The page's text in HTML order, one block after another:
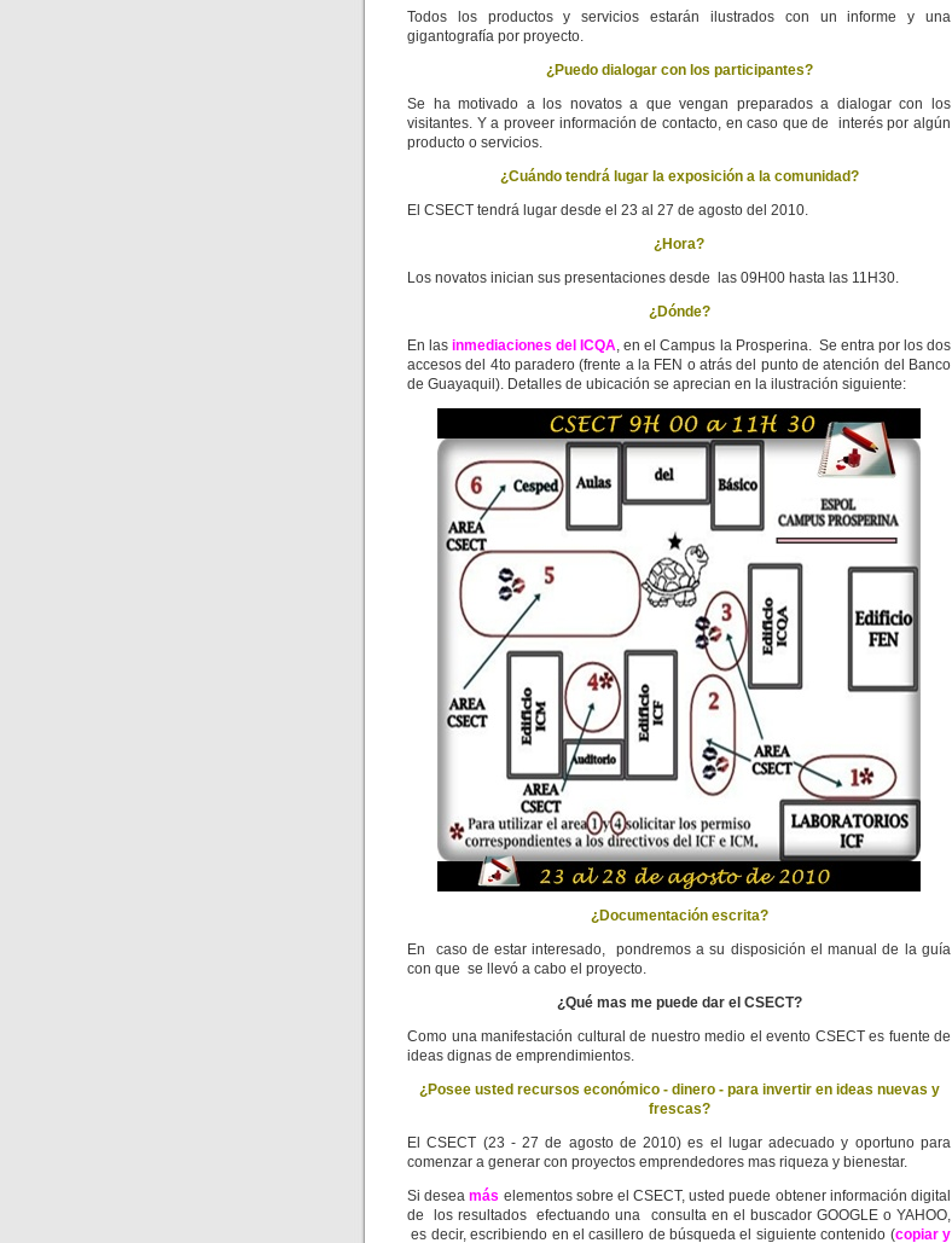
Todos los productos y servicios estarán ilustrados con un informe y una
gigantografía por proyecto.
¿Puedo dialogar con los participantes?
Se ha motivado a los novatos a que vengan preparados a dialogar con los
visitantes. Y a proveer información de contacto, en caso que de interés por algún
producto o servicios.
¿Cuándo tendrá lugar la exposición a la comunidad?
El CSECT tendrá lugar desde el 23 al 27 de agosto del 2010.
¿Hora?
Los novatos inician sus presentaciones desde las 09H00 hasta las 11H30.
¿Dónde?
En lasinmediaciones del ICQA, en el Campus la Prosperina. Se entra por los dos
accesos del 4to paradero (frente a la FEN o atrás del punto de atención del Banco
de Guayaquil). Detalles de ubicación se aprecian en la ilustración siguiente:
¿Documentación escrita?
En caso de estar interesado, pondremos a su disposición el manual de la guía
con que se llevó a cabo el proyecto.
¿Qué mas me puede dar el CSECT?
Como una manifestación cultural de nuestro medio el evento CSECT es fuente de
ideas dignas de emprendimientos.
¿Posee usted recursos económico - dinero - para invertir en ideas nuevas y
frescas?
El CSECT (23 - 27 de agosto de 2010) es el lugar adecuado y oportuno para
comenzar a generar con proyectos emprendedores mas riqueza y bienestar.
Si deseamás elementos sobre el CSECT, usted puede obtener información digital
de los resultados efectuando una consulta en el buscador GOOGLE o YAHOO,
es decir, escribiendo en el casillero de búsqueda el siguiente contenido (copiar y